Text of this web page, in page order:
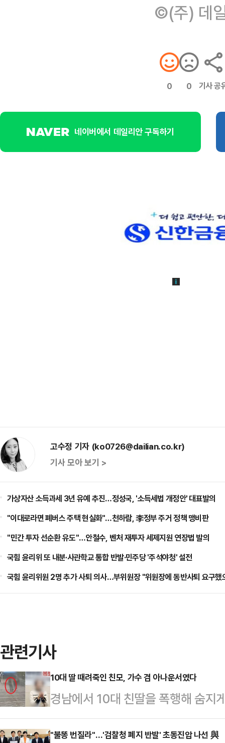
©(주) 데
0 0 기사 공
네이버에서 데일리안 구독하기
고수정 기자 (ko0726@dailian.co.kr)
기사 모아 보기 >
가상자산 소득과세 3년 유예 추진…정성국, '소득세법 개정안' 대표발의
"이대로라면 폐버스 주택 현실화"…천하람, 李정부 주거 정책 맹비판
​"민간 투자 선순환 유도"…안철수, 벤처 재투자 세제지원 연장법 발의
국힘 윤리위 또 내분·사관학교 통합 반발·민주당 '주석야청' 설전
국힘 윤리위원 2명 추가 사퇴 의사…부위원장 "위원장에 동반사퇴 요구했
관련기사
10대 딸 때려죽인 친모, 가수 겸 아나운서였다
경남에서 10대 친딸을 폭행해 숨지
온몸에는 멍과 상처가 남아 있었지
에서 난동을 부린 것으로 알려졌다
"불똥 번질라"…'검찰청 폐지 반발' 초동진압 나선 與